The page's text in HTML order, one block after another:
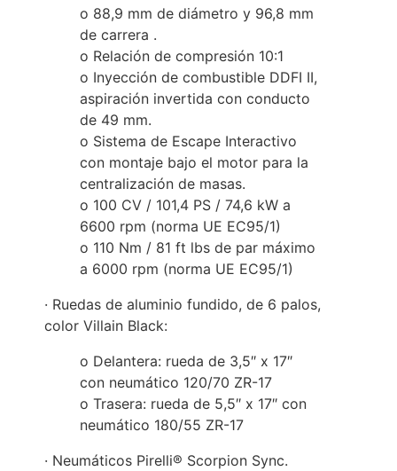
o 88,9 mm de diámetro y 96,8 mm
de carrera .
o Relación de compresión 10:1
o Inyección de combustible DDFI II,
aspiración invertida con conducto
de 49 mm.
o Sistema de Escape Interactivo
con montaje bajo el motor para la
centralización de masas.
o 100 CV / 101,4 PS / 74,6 kW a
6600 rpm (norma UE EC95/1)
o 110 Nm / 81 ft lbs de par máximo
a 6000 rpm (norma UE EC95/1)
· Ruedas de aluminio fundido, de 6 palos,
color Villain Black:
o Delantera: rueda de 3,5″ x 17″
con neumático 120/70 ZR-17
o Trasera: rueda de 5,5″ x 17″ con
neumático 180/55 ZR-17
· Neumáticos Pirelli® Scorpion Sync.